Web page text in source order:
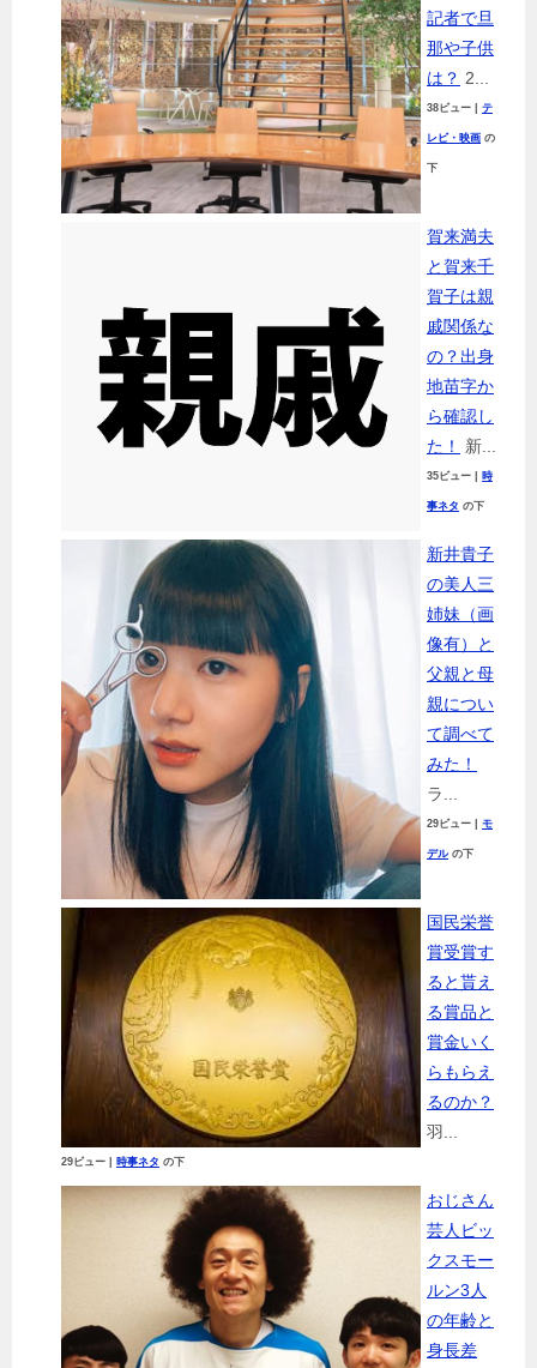
記者で旦
那や子供
は？ 2...
38ビュー テ
レビ・映画 の
下
賀来満夫
と賀来千
賀子は親
戚関係な
の？出身
地苗字か
ら確認し
た！
新...
35ビュー 時
事ネタ の下
新井貴子
の美人三
姉妹（画
像有）と
父親と母
親につい
て調べて
みた！
ラ...
29ビュー モ
デルの下
国民栄誉
賞受賞す
ると貰え
る賞品と
賞金いく
らもらえ
るのか？
羽...
29ビュー 時事ネタ の下
おじさん
芸人ビッ
クスモー
ルン3人
の年齢と
身長差